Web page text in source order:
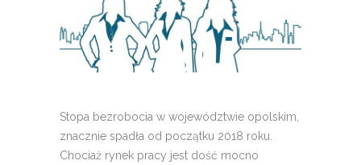
Stopa bezrobocia w województwie opolskim,
znacznie spadła od początku 2018 roku.
Chociaż rynek pracy jest dość mocno